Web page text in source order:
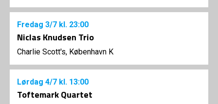
Fredag 3/7 kl. 23:00
Niclas Knudsen Trio
Charlie Scott's, København K
Lørdag 4/7 kl. 13:00
Toftemark Quartet